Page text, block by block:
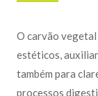
O carvão
estéticos,
também para
processos